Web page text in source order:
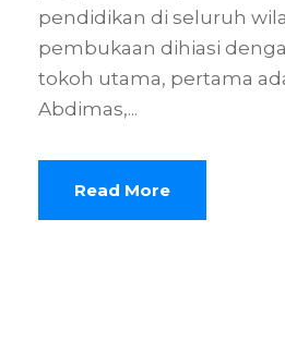
pendidikan di seluruh
pembukaan dihiasi
tokoh utama, pertama
Abdimas,...
Read More